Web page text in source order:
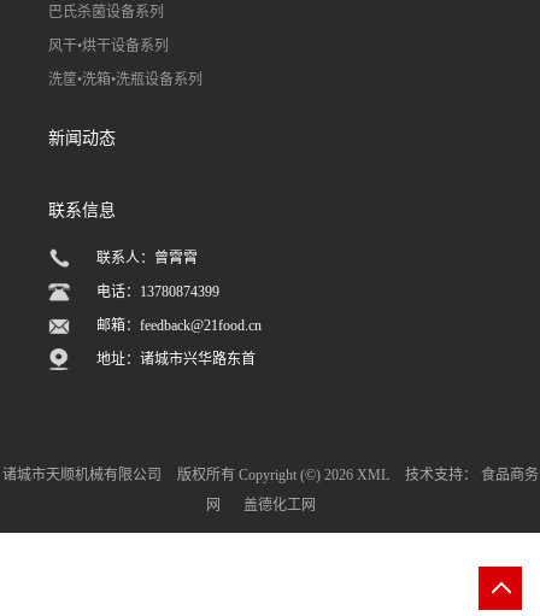
巴氏杀菌设备系列
风干•烘干设备系列
洗筐•洗箱•洗瓶设备系列
新闻动态
联系信息
联系人：曾霄霄
电话：13780874399
邮箱：feedback@21food.cn
地址：诸城市兴华路东首
诸城市天顺机械有限公司 版权所有 Copyright (©) 2026 XML 技术支持： 食品商务
网
盖德化工网